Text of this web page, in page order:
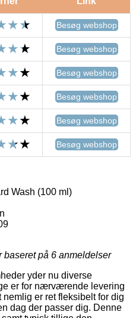
Besøg webshop
Besøg webshop
Besøg webshop
Besøg webshop
Besøg webshop
Besøg webshop
Wash (100 ml)
baseret på 6 anmeldelser
yder nu diverse
er for nærværende levering
er ret fleksibelt for dig
dag der passer dig. Denne